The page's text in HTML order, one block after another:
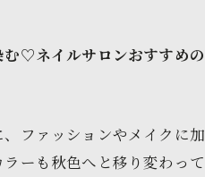
む♡ネイルサロンおすすめの
ファッションやメイクに加
ーも秋色へと移り変わって